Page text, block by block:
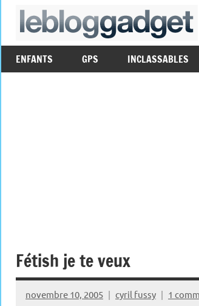
Aller
ENFANTS GPS INCLASSABLES
Fétish je te veux
novembre 10, 2005 cyril fussy 1